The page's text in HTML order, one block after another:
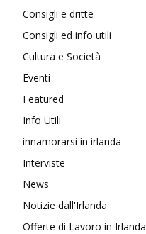
Consigli e dritte
Consigli ed info utili
Cultura e Società
Eventi
Featured
Info Utili
innamorarsi in irlanda
Interviste
News
Notizie dall'Irlanda
Offerte di Lavoro in Irlanda